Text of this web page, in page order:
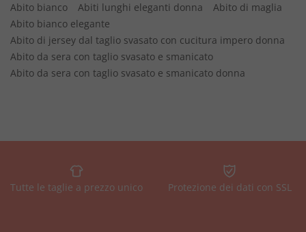
Abito bianco
Abiti lunghi eleganti donna
Abito di maglia
Abito bianco elegante
Abito di jersey dal taglio svasato con cucitura impero donna
Abito da sera con taglio svasato e smanicato
Abito da sera con taglio svasato e smanicato donna
Tutte le taglie a prezzo unico Protezione dei dati con SSL